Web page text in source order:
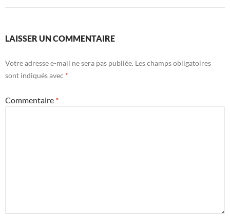
LAISSER UN COMMENTAIRE
Votre adresse e-mail ne sera pas publiée. Les champs obligatoires
sont indiqués avec *
Commentaire *